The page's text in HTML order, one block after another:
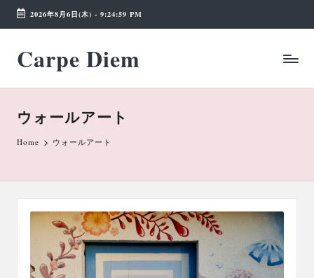
Skip
content
2026年8月6日(木) - 9:25:00 PM
Carpe Diem
Weekend
Wonderland
ウォールアート
Home ウォールアート